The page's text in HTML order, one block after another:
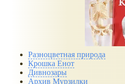
Разноцветная природа
Крошка Енот
Дивнозары
Архив Мурзилки